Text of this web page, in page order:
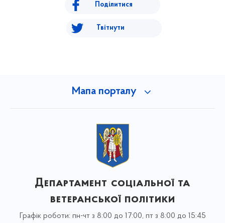
Поділитися
Твітнути
Мапа порталу
Департамент соціальної та
ветеранської політики
Графік роботи: пн-чт з 8:00 до 17:00, пт з 8:00 до 15:45